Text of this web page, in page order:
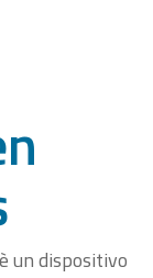
è un dispositivo